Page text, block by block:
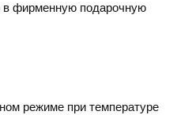
в фирменную подарочную
режиме при температуре